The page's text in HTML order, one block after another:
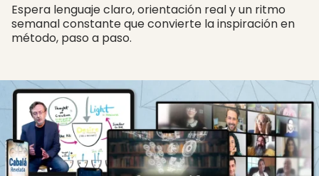
Espera lenguaje claro, orientación real y un ritmo
semanal constante que convierte la inspiración en
método, paso a paso.